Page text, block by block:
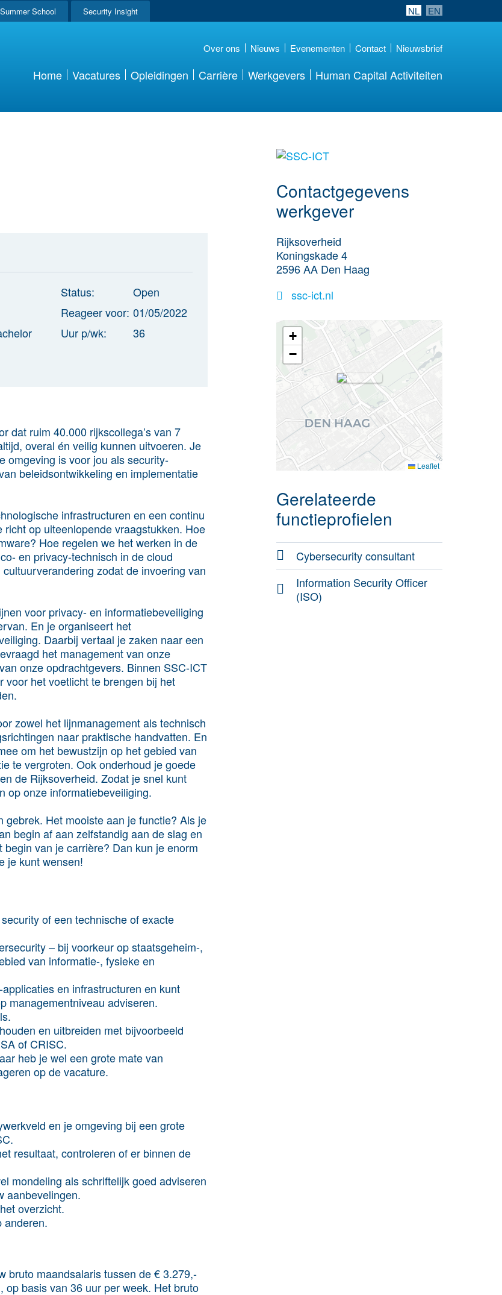
School Security Insight NL EN
Over ons Nieuws Evenementen Contact Nieuwsbrief
Home Vacatures Opleidingen Carrière Werkgevers Human Capital Activiteiten
Status:
Open
Reageer voor: 01/05/2022
Uur p/wk:
36
dat ruim 40.000 rijkscollega’s van 7
overal én veilig kunnen uitvoeren. Je
omgeving is voor jou als security-
beleidsontwikkeling en implementatie
infrastructuren en een continu
op uiteenlopende vraagstukken. Hoe
Hoe regelen we het werken in de
en privacy-technisch in de cloud
zodat de invoering van
voor privacy- en informatiebeveiliging
En je organiseert het
Daarbij vertaal je zaken naar een
het management van onze
onze opdrachtgevers. Binnen SSC-ICT
het voetlicht te brengen bij het
zowel het lijnmanagement als technisch
naar praktische handvatten. En
om het bewustzijn op het gebied van
te vergroten. Ook onderhoud je goede
de Rijksoverheid. Zodat je snel kunt
op onze informatiebeveiliging.
Het mooiste aan je functie? Als je
begin af aan zelfstandig aan de slag en
van je carrière? Dan kun je enorm
je kunt wensen!
of een technische of exacte
– bij voorkeur op staatsgeheim-,
van informatie-, fysieke en
en infrastructuren en kunt
managementniveau adviseren.
en uitbreiden met bijvoorbeeld
of CRISC.
heb je wel een grote mate van
op de vacature.
en je omgeving bij een grote
resultaat, controleren of er binnen de
mondeling als schriftelijk goed adviseren
aanbevelingen.
overzicht.
anderen.
bruto maandsalaris tussen de € 3.279,-
basis van 36 uur per week. Het bruto
Meer werkgever
Contactgegevens
werkgever
Rijksoverheid
Koningskade 4
2596 AA Den Haag
ssc-ict.nl
+
−
Leaflet
Gerelateerde
functieprofielen
Cybersecurity consultant
Information Security Officer
(ISO)